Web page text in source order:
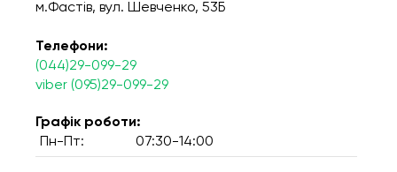
м.Фастів, вул. Шевченко, 53Б
Телефони:
(044)29-099-29
viber (095)29-099-29
Графік роботи:
Пн-Пт:
07:30-14:00